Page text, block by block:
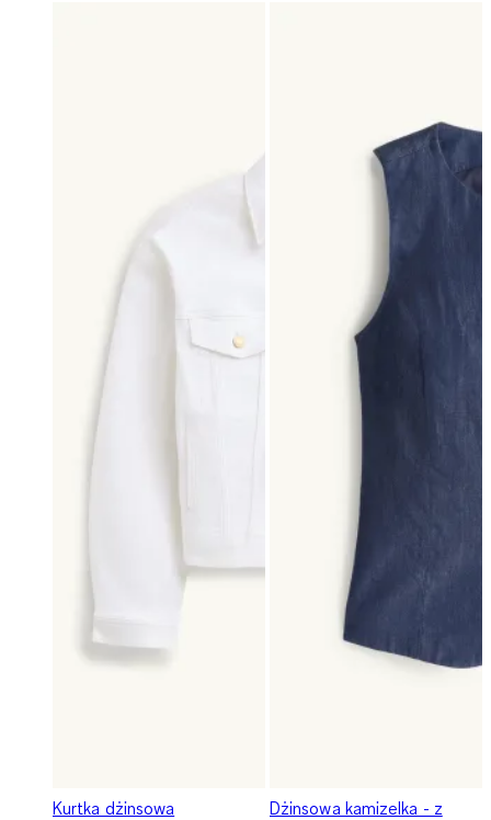
Kurtka dżinsowa
Dżinsowa kamizelka - z